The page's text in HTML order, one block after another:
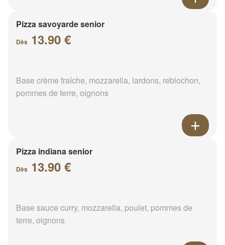
Pizza savoyarde senior
Dès 13.90 €
Base crème fraîche, mozzarella, lardons, reblochon,
pommes de terre, oignons
Pizza indiana senior
Dès 13.90 €
Base sauce curry, mozzarella, poulet, pommes de
terre, oignons